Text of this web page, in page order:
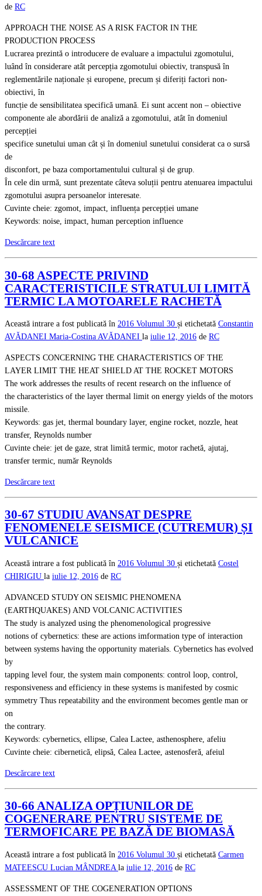
de RC
APPROACH THE NOISE AS A RISK FACTOR IN THE
PRODUCTION PROCESS
Lucrarea prezintă o introducere de evaluare a impactului zgomotului,
luând în considerare atât percepția zgomotului obiectiv, transpusă în
reglementările naționale și europene, precum și diferiți factori non-
obiectivi, în
funcție de sensibilitatea specifică umană. Ei sunt accent non – obiective
componente ale abordării de analiză a zgomotului, atât în domeniul
percepției
specifice sunetului uman cât și în domeniul sunetului considerat ca o sursă
de
disconfort, pe baza comportamentului cultural și de grup.
În cele din urmă, sunt prezentate câteva soluții pentru atenuarea impactului
zgomotului asupra persoanelor interesate.
Cuvinte cheie: zgomot, impact, influența percepției umane
Keywords: noise, impact, human perception influence
Descărcare text
30-68 ASPECTE PRIVIND
CARACTERISTICILE STRATULUI LIMITĂ
TERMIC LA MOTOARELE RACHETĂ
Această intrare a fost publicată în 2016 Volumul 30 și etichetată Constantin
AVĂDANEI Maria-Costina AVĂDANEI la iulie 12, 2016 de RC
ASPECTS CONCERNING THE CHARACTERISTICS OF THE
LAYER LIMIT THE HEAT SHIELD AT THE ROCKET MOTORS
The work addresses the results of recent research on the influence of
the characteristics of the layer thermal limit on energy yields of the motors
missile.
Keywords: gas jet, thermal boundary layer, engine rocket, nozzle, heat
transfer, Reynolds number
Cuvinte cheie: jet de gaze, strat limită termic, motor rachetă, ajutaj,
transfer termic, număr Reynolds
Descărcare text
30-67 STUDIU AVANSAT DESPRE
FENOMENELE SEISMICE (CUTREMUR) ȘI
VULCANICE
Această intrare a fost publicată în 2016 Volumul 30 și etichetată Costel
CHIRIGIU la iulie 12, 2016 de RC
ADVANCED STUDY ON SEISMIC PHENOMENA
(EARTHQUAKES) AND VOLCANIC ACTIVITIES
The study is analyzed using the phenomenological progressive
notions of cybernetics: these are actions imformation type of interaction
between systems having the opportunity materials. Cybernetics has evolved
by
tapping level four, the system main components: control loop, control,
responsiveness and efficiency in these systems is manifested by cosmic
symmetry Thus repeatability and the environment becomes gentle man or
on
the contrary.
Keywords: cybernetics, ellipse, Calea Lactee, asthenosphere, afeliu
Cuvinte cheie: cibernetică, elipsă, Calea Lactee, astenosferă, afeiul
Descărcare text
30-66 ANALIZA OPȚIUNILOR DE
COGENERARE PENTRU SISTEME DE
TERMOFICARE PE BAZĂ DE BIOMASĂ
Această intrare a fost publicată în 2016 Volumul 30 și etichetată Carmen
MATEESCU Lucian MÂNDREA la iulie 12, 2016 de RC
ASSESSMENT OF THE COGENERATION OPTIONS